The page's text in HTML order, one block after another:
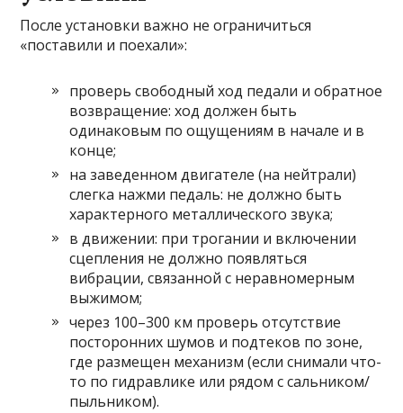
После установки важно не ограничиться
«поставили и поехали»:
проверь свободный ход педали и обратное
возвращение: ход должен быть
одинаковым по ощущениям в начале и в
конце;
на заведенном двигателе (на нейтрали)
слегка нажми педаль: не должно быть
характерного металлического звука;
в движении: при трогании и включении
сцепления не должно появляться
вибрации, связанной с неравномерным
выжимом;
через 100–300 км проверь отсутствие
посторонних шумов и подтеков по зоне,
где размещен механизм (если снимали что-
то по гидравлике или рядом с сальником/
пыльником).